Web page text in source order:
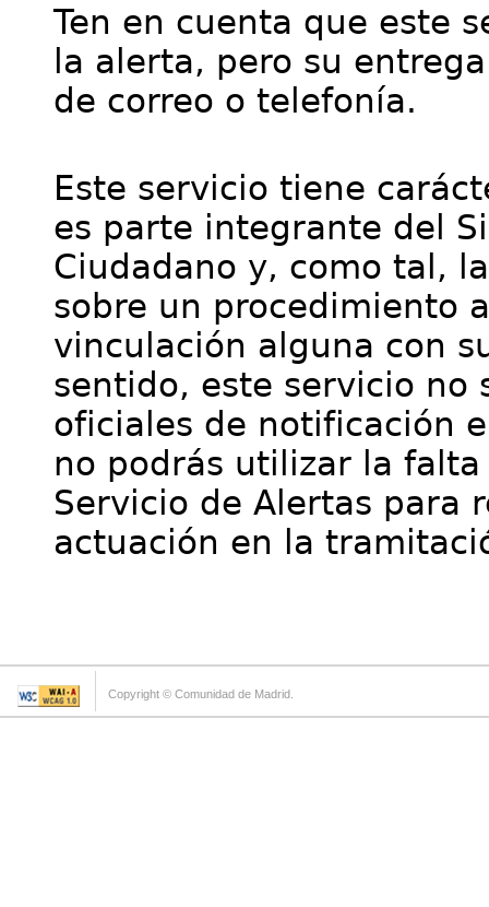
Ten en cuenta que este
la alerta, pero su
de correo o telefonía.
Este servicio tiene
es parte integrante del
Ciudadano y, como tal,
sobre un procedimiento
vinculación alguna con
sentido, este servicio no
oficiales de notificación
no podrás utilizar la
Servicio de Alertas para
actuación en la
Copyright © Comunidad de Madrid.